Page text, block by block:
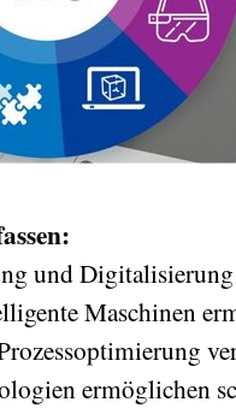
und
Maschinen
ermöglichen